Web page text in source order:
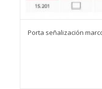
Porta señalización